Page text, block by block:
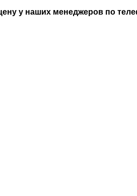
у наших менеджеров по